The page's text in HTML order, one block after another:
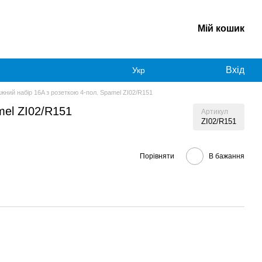
Мій кошик
Укр Вхід
набір 16A з розеткою 4-пол. Spamel ZI02/R151
ZI02/R151 Артикул
ZI02/R151
Порівняти В бажання